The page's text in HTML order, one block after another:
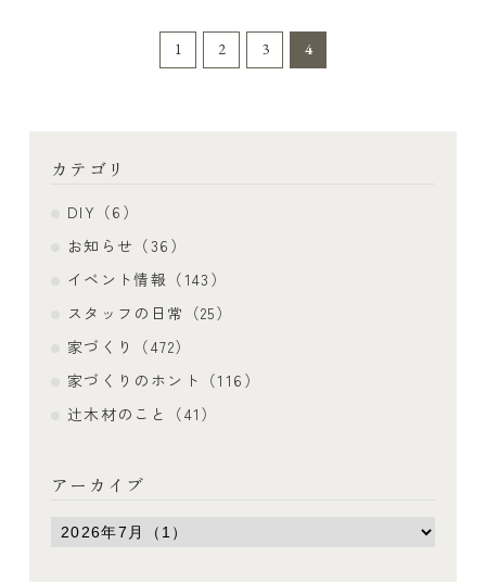
1 2 3 4
カテゴリ
DIY（6）
お知らせ（36）
イベント情報（143）
スタッフの日常（25）
家づくり（472）
家づくりのホント（116）
辻木材のこと（41）
アーカイブ